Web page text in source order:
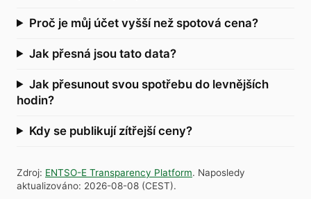
Proč je můj účet vyšší než spotová cena?
Jak přesná jsou tato data?
Jak přesunout svou spotřebu do levnějších
hodin?
Kdy se publikují zítřejší ceny?
Zdroj: ENTSO-E Transparency Platform. Naposledy
aktualizováno: 2026-08-08 (CEST).